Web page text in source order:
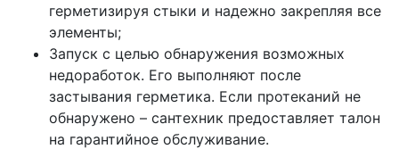
герметизируя стыки и надежно закрепляя все
элементы;
Запуск с целью обнаружения возможных
недоработок. Его выполняют после
застывания герметика. Если протеканий не
обнаружено – сантехник предоставляет талон
на гарантийное обслуживание.